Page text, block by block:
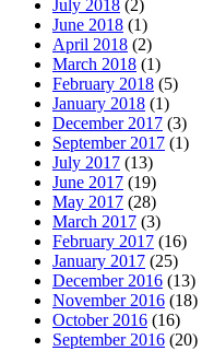
July 2018 (2)
June 2018 (1)
April 2018 (2)
March 2018 (1)
February 2018 (5)
January 2018 (1)
December 2017 (3)
September 2017 (1)
July 2017 (13)
June 2017 (19)
May 2017 (28)
March 2017 (3)
February 2017 (16)
January 2017 (25)
December 2016 (13)
November 2016 (18)
October 2016 (16)
September 2016 (20)